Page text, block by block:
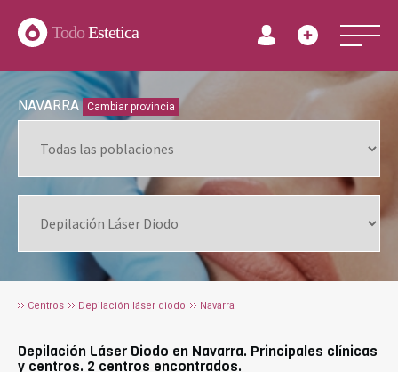
TodoEstetica
NAVARRA Cambiar provincia
Centros Depilación láser diodo Navarra
Depilación Láser Diodo en Navarra. Principales clínicas
y centros. 2 centros encontrados.